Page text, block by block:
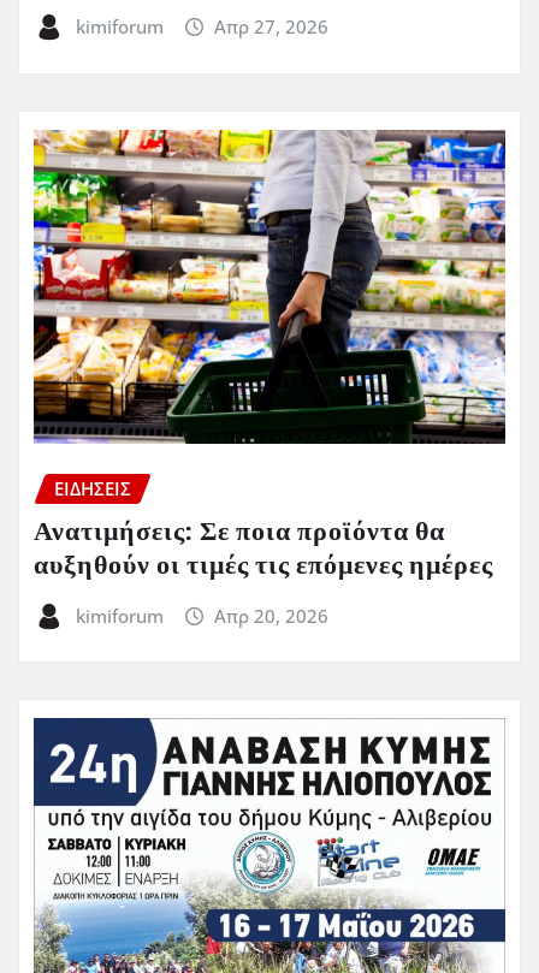
kimiforum Απρ 27, 2026
ΕΙΔΗΣΕΙΣ
Ανατιμήσεις: Σε ποια προϊόντα θα
αυξηθούν οι τιμές τις επόμενες ημέρες
kimiforum Απρ 20, 2026